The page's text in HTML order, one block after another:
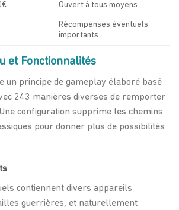
Ouvert à tous moyens
Récompenses éventuels
importants
et Fonctionnalités
un principe de gameplay élaboré basé
243 manières diverses de remporter
configuration supprime les chemins
pour donner plus de possibilités
contiennent divers appareils
guerrières, et naturellement